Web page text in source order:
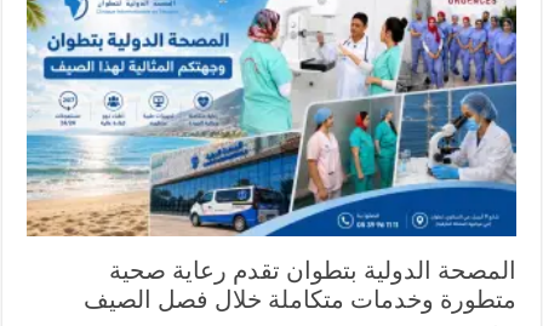
المصحة الدولية بتطوان تقدم رعاية صحية
متطورة وخدمات متكاملة خلال فصل الصيف